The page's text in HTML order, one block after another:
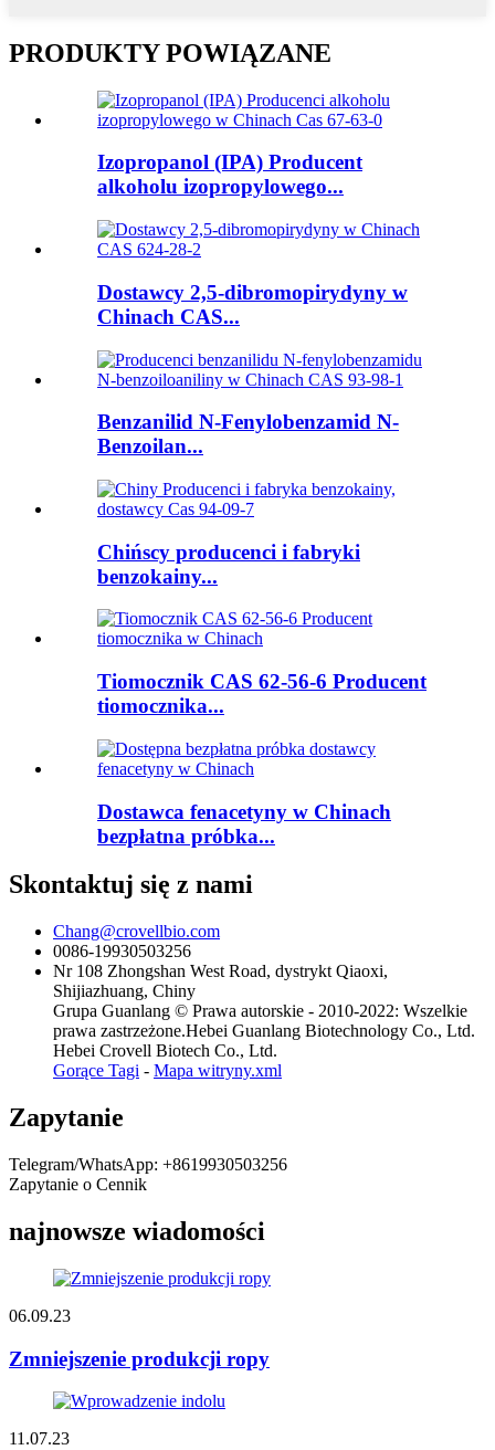
PRODUKTY POWIĄZANE
Izopropanol (IPA) Producent
alkoholu izopropylowego...
Dostawcy 2,5-dibromopirydyny w
Chinach CAS...
Benzanilid N-Fenylobenzamid N-
Benzoilan...
Chińscy producenci i fabryki
benzokainy...
Tiomocznik CAS 62-56-6 Producent
tiomocznika...
Dostawca fenacetyny w Chinach
bezpłatna próbka...
Skontaktuj się z nami
Chang@crovellbio.com
0086-19930503256
Nr 108 Zhongshan West Road, dystrykt Qiaoxi,
Shijiazhuang, Chiny
Grupa Guanlang © Prawa autorskie - 2010-2022: Wszelkie
prawa zastrzeżone.Hebei Guanlang Biotechnology Co., Ltd.
Hebei Crovell Biotech Co., Ltd.
Gorące Tagi - Mapa witryny.xml
Zapytanie
Telegram/WhatsApp: +8619930503256
Zapytanie o Cennik
najnowsze wiadomości
06.09.23
Zmniejszenie produkcji ropy
11.07.23